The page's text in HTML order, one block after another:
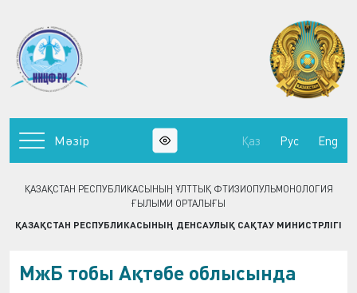
ҚАЗАҚСТАН РЕСПУБЛИКАСЫНЫҢ ҰЛТТЫҚ ФТИЗИОПУЛЬМОНОЛОГИЯ
ҒЫЛЫМИ ОРТАЛЫҒЫ
ҚАЗАҚСТАН РЕСПУБЛИКАСЫНЫҢ ДЕНСАУЛЫҚ САҚТАУ МИНИСТРЛІГІ
Мәзір Қаз Рус Eng
МжБ тобы Ақтөбе облысында